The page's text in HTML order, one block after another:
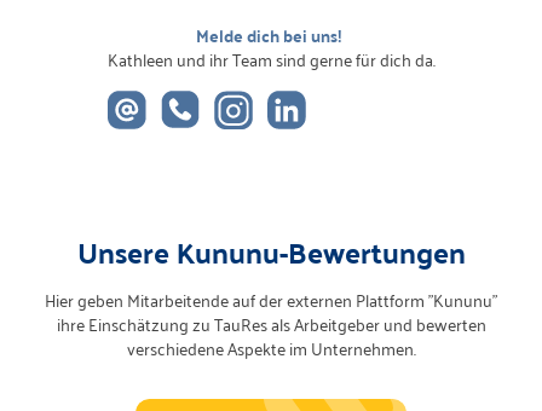
Melde dich bei uns!
Kathleen und ihr Team sind gerne für dich da.
Unsere Kununu-Bewertungen
Hier geben Mitarbeitende auf der externen Plattform "Kununu"
ihre Einschätzung zu TauRes als Arbeitgeber und bewerten
verschiedene Aspekte im Unternehmen.